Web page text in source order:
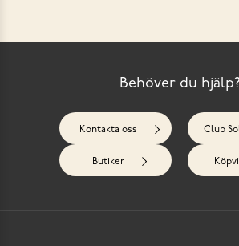
Behöver du hjälp?
Kontakta oss Club
Butiker